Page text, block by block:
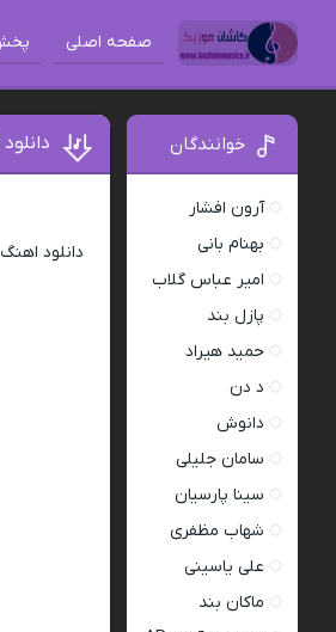
صفحه اصلی
دانلود
خوانندگان
آرون افشار
بهنام بانی
امیر عباس گلاب
پازل بند
حمید هیراد
د دن
دانوش
سامان جلیلی
سینا پارسیان
شهاب مظفری
علی یاسینی
ماکان بند